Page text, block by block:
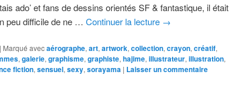
ado’ et fans de dessins orientés SF & fantastique, il était
peu difficile de ne …Continuer la lecture →
| Marqué avecaérographe, art, artwork, collection, crayon, créatif,
, galerie, graphisme, graphiste, hajime, illustrateur, illustration,
fiction, sensuel, sexy, sorayama | Laisser un commentaire